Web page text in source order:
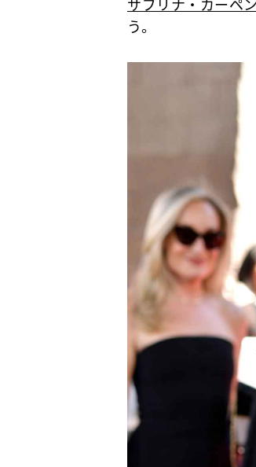
サブリナ・カーペ
う。